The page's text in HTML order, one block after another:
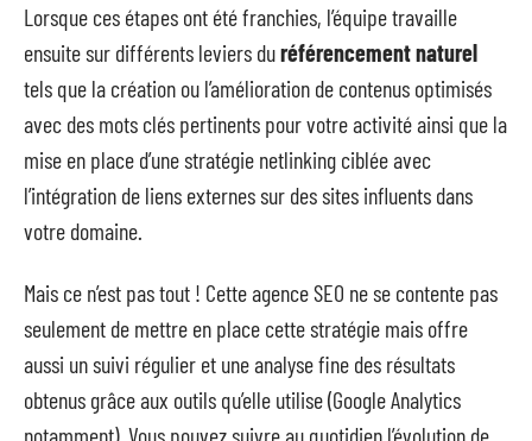
Lorsque ces étapes ont été franchies, l’équipe travaille
ensuite sur différents leviers duréférencement naturel
tels que la création ou l’amélioration de contenus optimisés
avec des mots clés pertinents pour votre activité ainsi que la
mise en place d’une stratégie netlinking ciblée avec
l’intégration de liens externes sur des sites influents dans
votre domaine.
Mais ce n’est pas tout ! Cette agence SEO ne se contente pas
seulement de mettre en place cette stratégie mais offre
aussi un suivi régulier et une analyse fine des résultats
obtenus grâce aux outils qu’elle utilise (Google Analytics
notamment). Vous pouvez suivre au quotidien l’évolution de